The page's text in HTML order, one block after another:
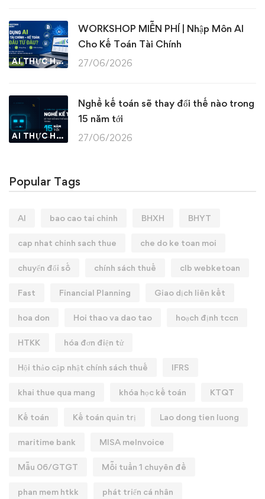
AI THỰC HÀNH
WORKSHOP MIỄN PHÍ | Nhập Môn AI
Cho Kế Toán Tài Chính
27/06/2026
AI THỰC HÀNH
Nghề kế toán sẽ thay đổi thế nào trong
15 năm tới
27/06/2026
Popular Tags
AI bao cao tai chinh BHXH BHYT
cap nhat chinh sach thue che do ke toan moi
chuyển đổi số chính sách thuế clb webketoan
Fast Financial Planning Giao dịch liên kết
hoa don Hoi thao va dao tao hoạch định tccn
HTKK hóa đơn điện tử
Hội thảo cập nhật chính sách thuế IFRS
khai thue qua mang khóa học kế toán KTQT
Kế toán Kế toán quản trị Lao dong tien luong
maritime bank MISA meInvoice
Mẫu 06/GTGT Mỗi tuần 1 chuyên đề
phan mem htkk phát triển cá nhân